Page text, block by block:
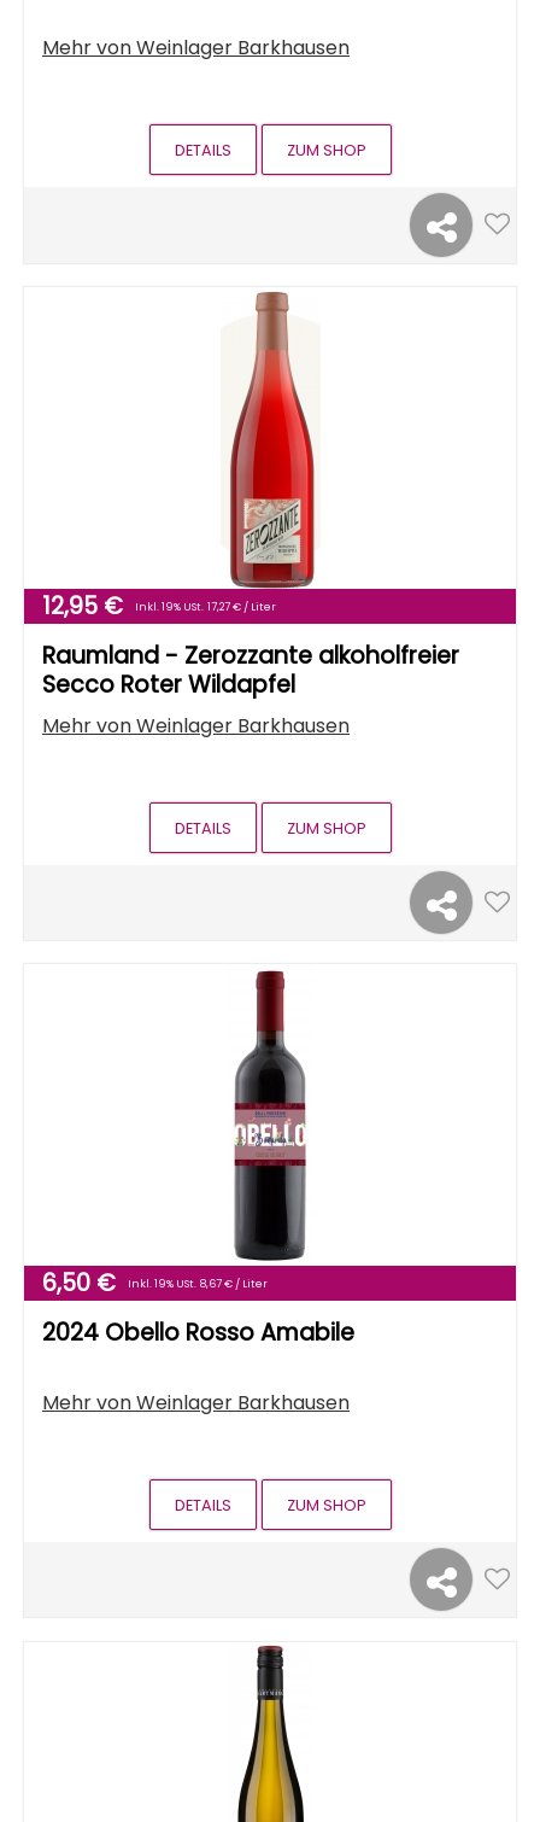
Mehr vonWeinlager Barkhausen
DETAILS ZUM SHOP
12,95 € Inkl. 19% USt. 17,27 € / Liter
Raumland - Zerozzante alkoholfreier
Secco Roter Wildapfel
Mehr vonWeinlager Barkhausen
DETAILS ZUM SHOP
6,50 € Inkl. 19% USt. 8,67 € / Liter
2024 Obello Rosso Amabile
Mehr vonWeinlager Barkhausen
DETAILS ZUM SHOP